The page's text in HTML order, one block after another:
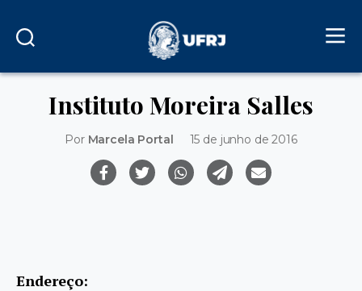
Instituto Moreira Salles
Por Marcela Portal 15 de junho de 2016
Endereço: